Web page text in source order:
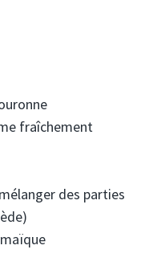
fraîchement
des parties